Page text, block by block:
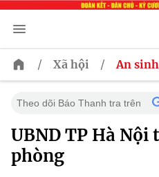
/ Xã hội / An sinh
Theo dõi Báo Thanh tra trên
UBND TP Hà Nội
phòng